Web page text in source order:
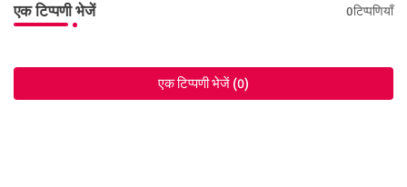
एक टिप्पणी भेजें 0टिप्पणियाँ
एक टिप्पणी भेजें (0)